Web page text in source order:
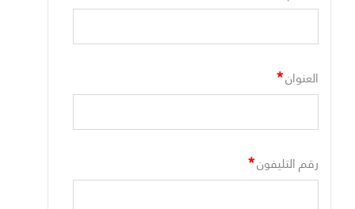
العنوان*
رقم التليفون*